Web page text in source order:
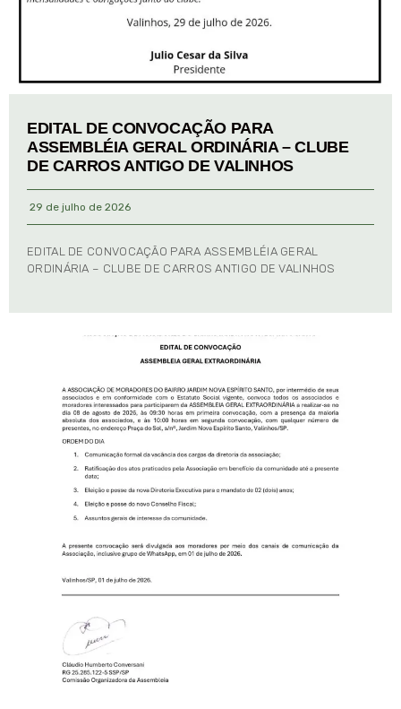
EDITAL DE CONVOCAÇÃO PARA
ASSEMBLÉIA GERAL ORDINÁRIA – CLUBE
DE CARROS ANTIGO DE VALINHOS
29 de julho de 2026
EDITAL DE CONVOCAÇÃO PARA ASSEMBLÉIA GERAL
ORDINÁRIA – CLUBE DE CARROS ANTIGO DE VALINHOS